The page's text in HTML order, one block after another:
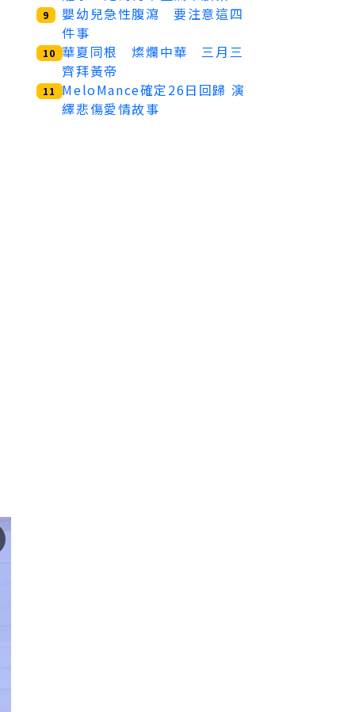
9
嬰幼兒急性腹瀉 要注意這四
件事
10 華夏同根 燦爛中華 三月三
齊拜黃帝
11
MeloMance確定26日回歸 演
繹悲傷愛情故事